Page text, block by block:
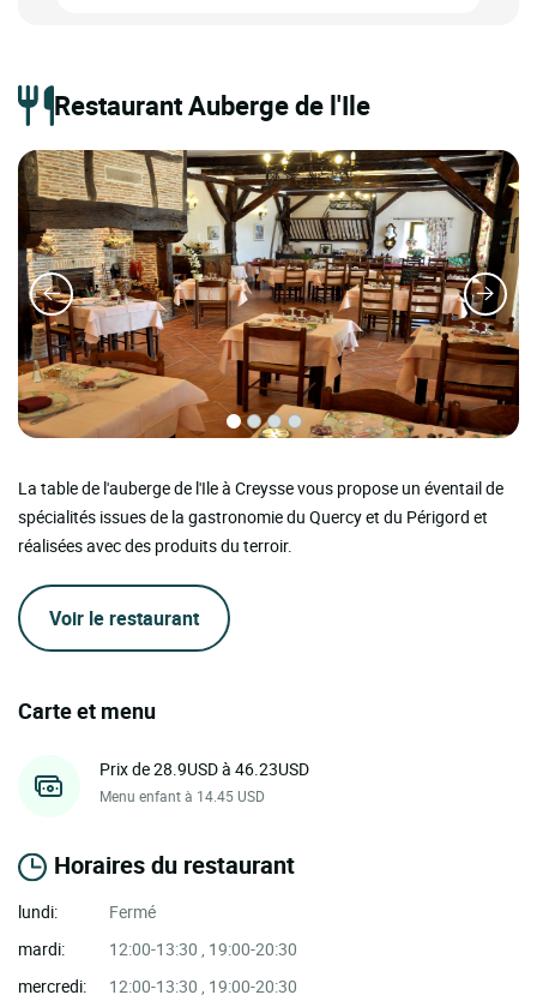
Restaurant Auberge de l'Ile
La table de l'auberge de l'Ile à Creysse vous propose un éventail de
spécialités issues de la gastronomie du Quercy et du Périgord et
réalisées avec des produits du terroir.
Voir le restaurant
Carte et menu
Prix de 28.9USD à 46.23USD
Menu enfant à 14.45 USD
Horaires du restaurant
lundi:
Fermé
mardi:
12:00-13:30 , 19:00-20:30
mercredi:
12:00-13:30 , 19:00-20:30